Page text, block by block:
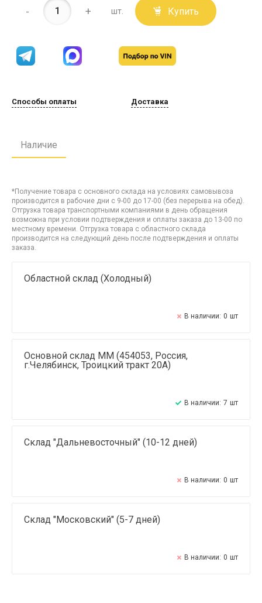
- + шт. Купить
Способы оплаты Доставка
Наличие
*Получение товара с основного склада на условиях самовывоза
производится в рабочие дни с 9-00 до 17-00 (без перерыва на обед).
Отгрузка товара транспортными компаниями в день обращения
возможна при условии подтверждения и оплаты заказа до 13-00 по
местному времени. Отгрузка товара с областного склада
производится на следующий день после подтверждения и оплаты
заказа.
Областной склад (Холодный)
В наличии: 0 шт
Основной склад ММ (454053, Россия,
г.Челябинск, Троицкий тракт 20А)
В наличии: 7 шт
Склад "Дальневосточный" (10-12 дней)
В наличии: 0 шт
Склад "Московский" (5-7 дней)
В наличии: 0 шт